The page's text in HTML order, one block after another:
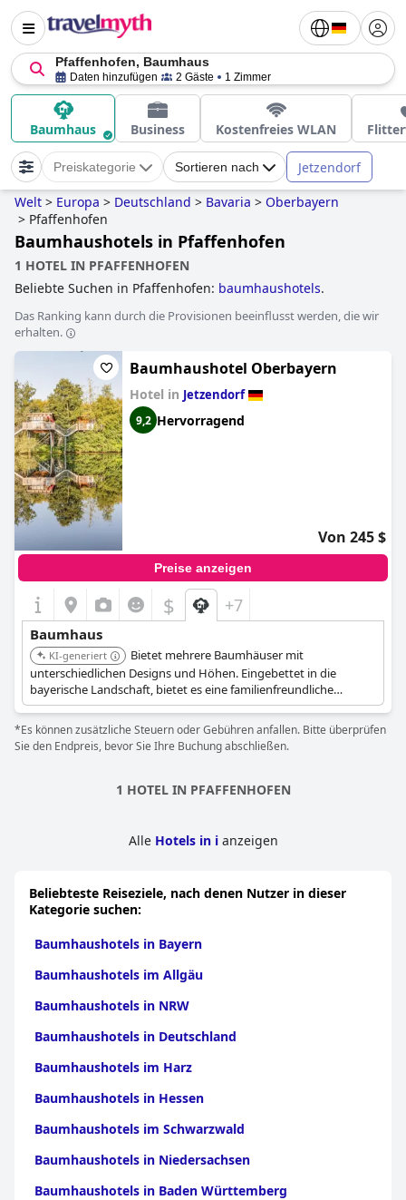
Pfaffenhofen, Baumhaus
Daten hinzufügen 2 Gäste 1 Zimmer
Baumhaus Business Kostenfreies WLAN
Preiskategorie Sortieren nach Jetzendorf
Welt > Europa > Deutschland > Bavaria > Oberbayern
> Pfaffenhofen
Baumhaushotels in Pfaffenhofen
1 HOTEL IN PFAFFENHOFEN
Beliebte Suchen in Pfaffenhofen: baumhaushotels.
Das Ranking kann durch die Provisionen beeinflusst werden, die wir
erhalten.
Baumhaushotel Oberbayern
Hotel in Jetzendorf
9,2 Hervorragend
Von 245 $
Preise anzeigen
$ +7
Baumhaus
KI-generiert
Bietet mehrere Baumhäuser mit
unterschiedlichen Designs und Höhen. Eingebettet in die
bayerische Landschaft, bietet es eine familienfreundliche
Umgebung mit Aktivitäten und Annehmlichkeiten, die sowohl
Erwachsene als auch Kinder ansprechen. Jedes Baumhaus ist
einzigartig dekoriert und bietet einen komfortablen Aufenthalt.
*Es können zusätzliche Steuern oder Gebühren anfallen. Bitte überprüfen
Sie den Endpreis, bevor Sie Ihre Buchung abschließen.
1 HOTEL IN PFAFFENHOFEN
Alle Hotels in ianzeigen
Beliebteste Reiseziele, nach denen Nutzer in dieser
Kategorie suchen:
Baumhaushotels in Bayern
Baumhaushotels im Allgäu
Baumhaushotels in NRW
Baumhaushotels in Deutschland
Baumhaushotels im Harz
Baumhaushotels in Hessen
Baumhaushotels im Schwarzwald
Baumhaushotels in Niedersachsen
Baumhaushotels in Baden Württemberg